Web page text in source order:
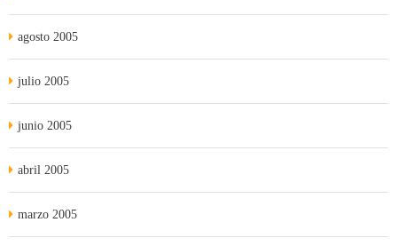
agosto 2005
julio 2005
junio 2005
abril 2005
marzo 2005